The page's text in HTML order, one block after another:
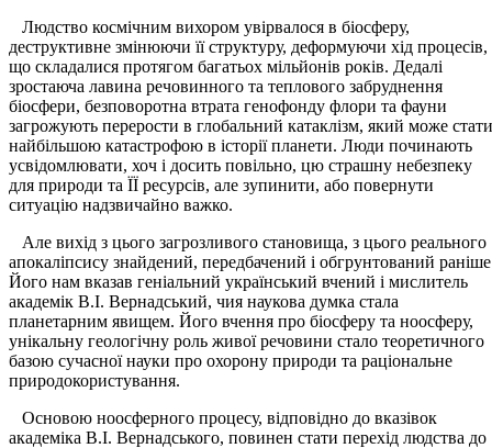
Людство космічним вихором увірвалося в біосферу,
деструктивне змінюючи її структуру, деформуючи хід процесів,
що складалися протягом багатьох мільйонів років. Дедалі
зростаюча лавина речовинного та теплового забруднення
біосфери, безповоротна втрата генофонду флори та фауни
загрожують перерости в глобальний катаклізм, який може стати
найбільшою катастрофою в історії планети. Люди починають
усвідомлювати, хоч і досить повільно, цю страшну небезпеку
для природи та ЇЇ ресурсів, але зупинити, або повернути
ситуацію надзвичайно важко.
Але вихід з цього загрозливого становища, з цього реального
апокаліпсису знайдений, передбачений і обгрунтований
Його нам вказав геніальний український вчений і мислитель
академік В.І. Вернадський, чия наукова думка стала
планетарним явищем. Його вчення про біосферу та ноосферу,
унікальну геологічну роль живої речовини стало теоретичного
базою сучасної науки про охорону природи та раціональне
природокористування.
Основою ноосферного процесу, відповідно до вказівок
академіка В.І. Вернадського, повинен стати перехід людства до